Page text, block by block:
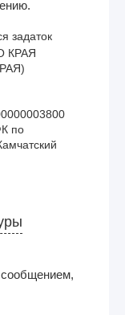
задаток
КРАЯ
по